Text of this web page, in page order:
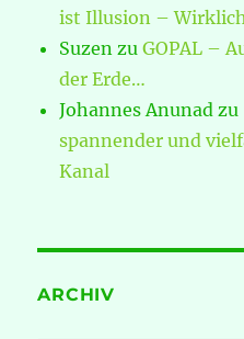
ist Illusion –
Suzen zuGOPAL –
der Erde…
Johannes Anunad zu
spannender und
Kanal
ARCHIV